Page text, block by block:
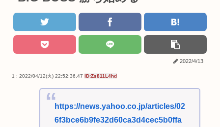
2022/4/13
1 : 2022/04/12(火) 22:52:36.47 ID:Zs811L4hd
https://news.yahoo.co.jp/articles/02
6f3bce6b9fe32d60ca3d4cec5b0ffa